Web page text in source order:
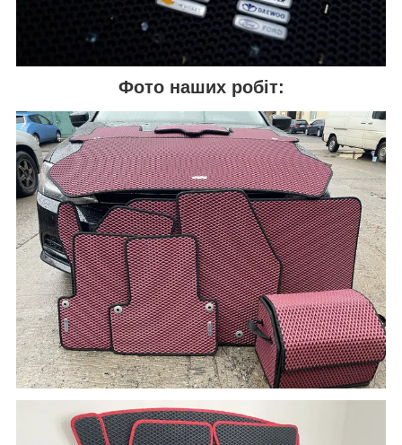
Фото наших робіт: